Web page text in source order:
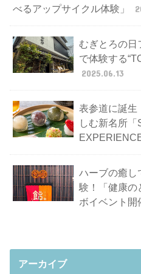
べるアップサイクル体験」
むぎとろの日
で体験する
2025.06.13
表参道に誕生
しむ新名所
ハーブの癒し
験！「健康の
ボイベント開
アーカイブ